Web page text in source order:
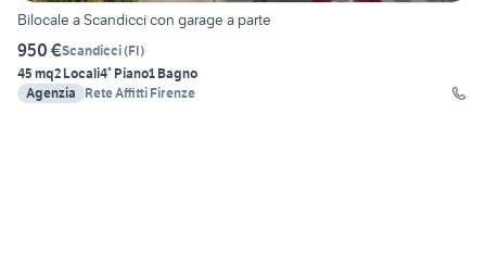
Bilocale a Scandicci con garage a parte
950 €Scandicci(FI)
45 mq2 Locali4° Piano1 Bagno
Agenzia
Rete Affitti Firenze